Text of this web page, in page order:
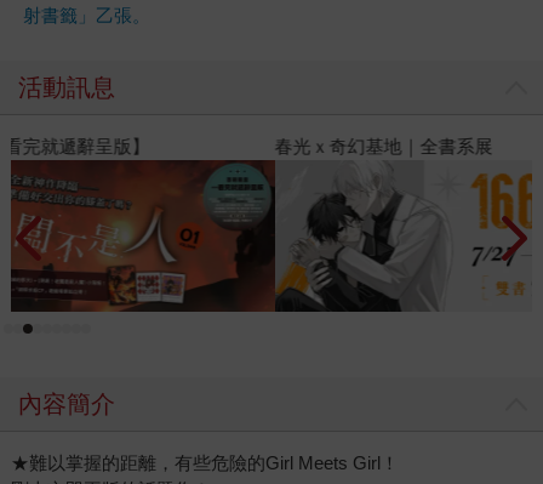
射書籤」乙張。
活動訊息
春光ｘ奇幻基地｜全書系展
內容簡介
★難以掌握的距離，有些危險的Girl Meets Girl！